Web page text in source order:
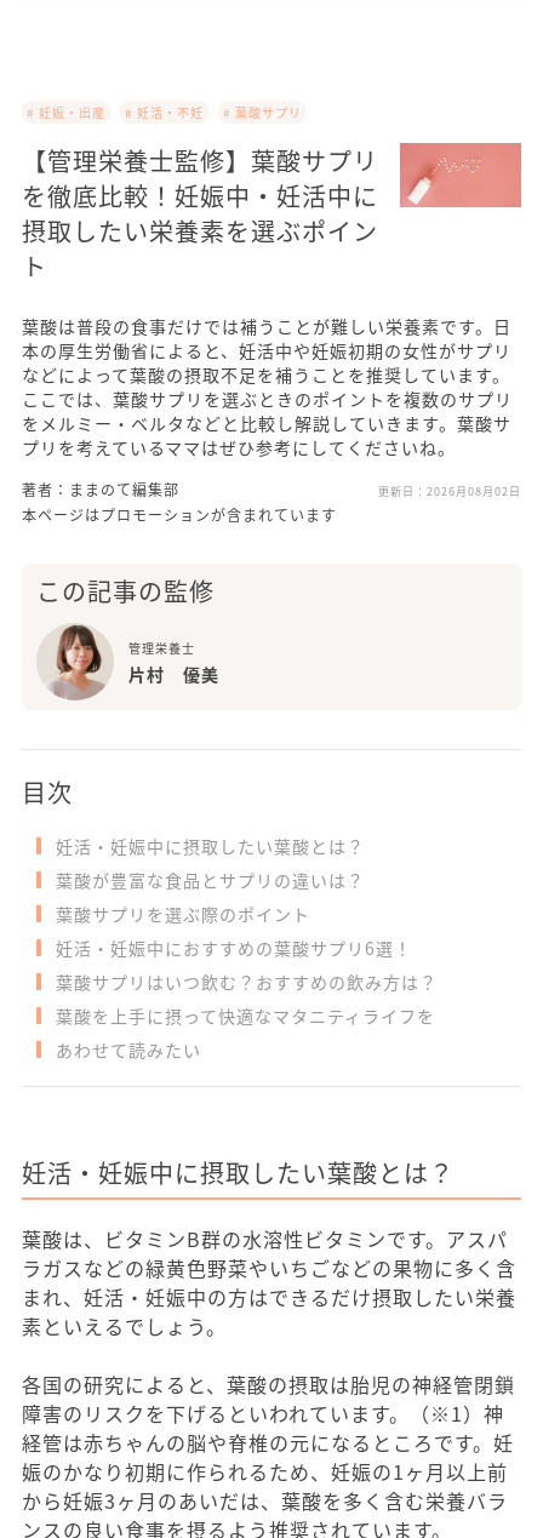
# 妊娠・出産 # 妊活・不妊 # 葉酸サプリ
【管理栄養士監修】葉酸サプリ
を徹底比較！妊娠中・妊活中に
摂取したい栄養素を選ぶポイン
ト
葉酸は普段の食事だけでは補うことが難しい栄養素です。日
本の厚生労働省によると、妊活中や妊娠初期の女性がサプリ
などによって葉酸の摂取不足を補うことを推奨しています。
ここでは、葉酸サプリを選ぶときのポイントを複数のサプリ
をメルミー・ベルタなどと比較し解説していきます。葉酸サ
プリを考えているママはぜひ参考にしてくださいね。
著者：ままのて編集部 更新日： 2026月08月02日
本ページはプロモーションが含まれています
この記事の監修
管理栄養士
片村 優美
目次
妊活・妊娠中に摂取したい葉酸とは？
葉酸が豊富な食品とサプリの違いは？
葉酸サプリを選ぶ際のポイント
妊活・妊娠中におすすめの葉酸サプリ6選！
葉酸サプリはいつ飲む？おすすめの飲み方は？
葉酸を上手に摂って快適なマタニティライフを
あわせて読みたい
妊活・妊娠中に摂取したい葉酸とは？
葉酸は、ビタミンB群の水溶性ビタミンです。アスパ
ラガスなどの緑黄色野菜やいちごなどの果物に多く含
まれ、妊活・妊娠中の方はできるだけ摂取したい栄養
素といえるでしょう。
各国の研究によると、葉酸の摂取は胎児の神経管閉鎖
障害のリスクを下げるといわれています。（※1）神
経管は赤ちゃんの脳や脊椎の元になるところです。妊
娠のかなり初期に作られるため、妊娠の1ヶ月以上前
から妊娠3ヶ月のあいだは、葉酸を多く含む栄養バラ
ンスの良い食事を摂るよう推奨されています。